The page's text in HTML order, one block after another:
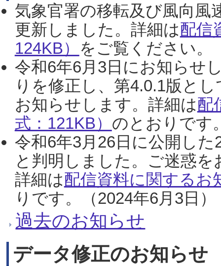
気象官署の移転及び風向風
更新しました。詳細は配信
124KB） をご覧ください。
令和6年6月3日にお知らせ
りを修正し、第4.0.1版と
お知らせします。詳細は配
式：121KB） のとおりです
令和6年3月26日に公開し
と判明しました。ご迷惑
詳細は配信資料に関するお
りです。（2024年6月3日）
過去のお知らせ
データ修正のお知らせ